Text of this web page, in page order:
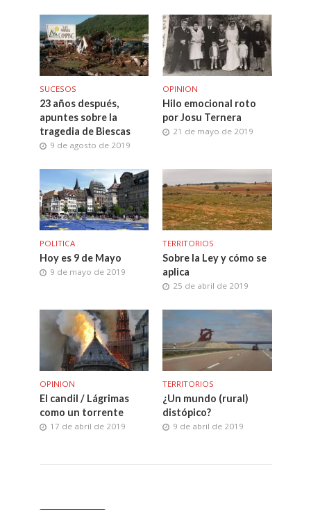
SUCESOS
23 años después,
apuntes sobre la
tragedia de Biescas
9 de agosto de 2019
OPINION
Hilo emocional roto
por Josu Ternera
21 de mayo de 2019
POLITICA
Hoy es 9 de Mayo
9 de mayo de 2019
TERRITORIOS
Sobre la Ley y cómo se
aplica
25 de abril de 2019
OPINION
El candil / Lágrimas
como un torrente
17 de abril de 2019
TERRITORIOS
¿Un mundo (rural)
distópico?
9 de abril de 2019